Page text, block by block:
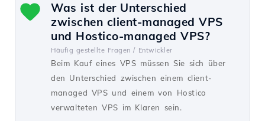
Was ist der Unterschied
zwischen client-managed VPS
und Hostico-managed VPS?
Häufig gestellte Fragen / Entwickler
Beim Kauf eines VPS müssen Sie sich über
den Unterschied zwischen einem client-
managed VPS und einem von Hostico
verwalteten VPS im Klaren sein.